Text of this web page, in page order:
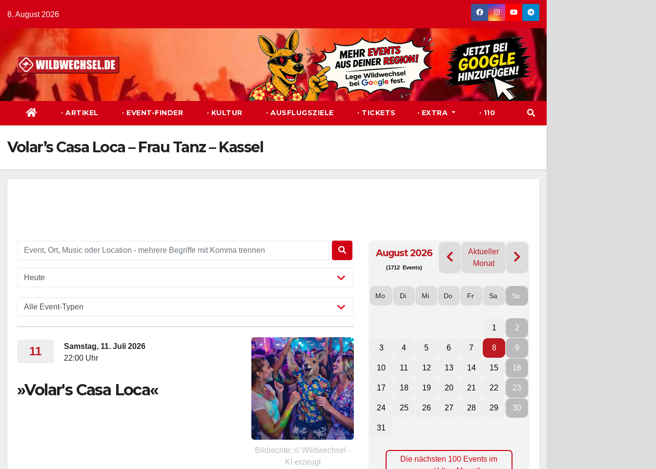
Inhalt
springen
8. August 2026
· ARTIKEL · EVENT-FINDER · KULTUR · AUSFLUGSZIELE · TICKETS · EXTRA · 110
Volar’s Casa Loca – Frau Tanz – Kassel
11
Samstag, 11. Juli 2026
22:00 Uhr
»Volar's Casa Loca«
Bildrechte: © Wildwechsel -
KI-erzeugt
August 2026
(1712 Events)
Aktueller
Monat
Mo Di Mi Do Fr Sa So
1 2
3 4 5 6 7 8 9
10 11 12 13 14 15 16
17 18 19 20 21 22 23
24 25 26 27 28 29 30
31
Die nächsten 100 Events im